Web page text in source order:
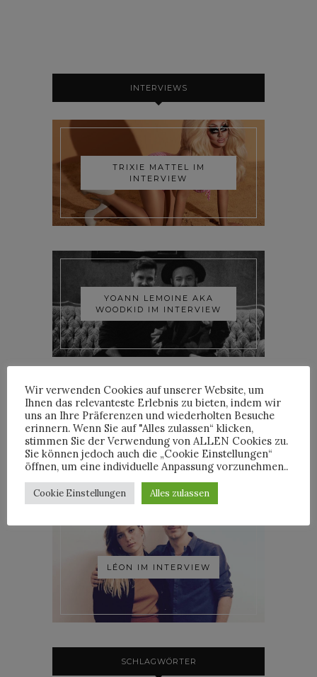
INTERVIEWS
TRIXIE MATTEL IM
INTERVIEW
YOANN LEMOINE AKA
WOODKID IM INTERVIEW
ROOSEVELT IM INTERVIEW
LÉON IM INTERVIEW
SCHLAGWÖRTER
Wir verwenden Cookies auf unserer Website, um
Ihnen das relevanteste Erlebnis zu bieten, indem wir
uns an Ihre Präferenzen und wiederholten Besuche
erinnern. Wenn Sie auf "Alles zulassen“ klicken,
stimmen Sie der Verwendung von ALLEN Cookies zu.
Sie können jedoch auch die „Cookie Einstellungen“
öffnen, um eine individuelle Anpassung vorzunehmen..
Cookie Einstellungen Alles zulassen